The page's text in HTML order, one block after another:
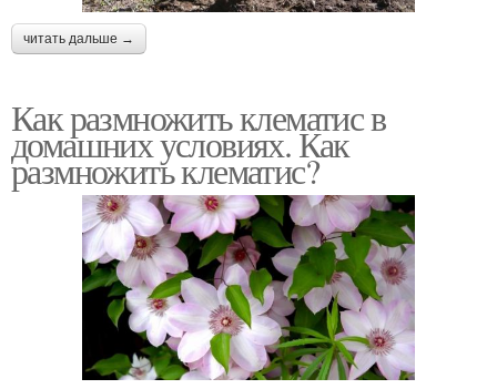
читать дальше →
Как размножить клематис в
домашних условиях. Как
размножить клематис?